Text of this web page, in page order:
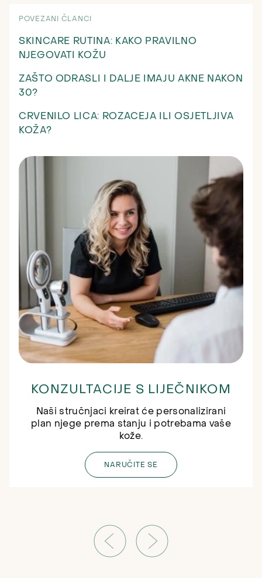
POVEZANI ČLANCI
SKINCARE RUTINA: KAKO PRAVILNO
NJEGOVATI KOŽU
ZAŠTO ODRASLI I DALJE IMAJU AKNE NAKON
30?
CRVENILO LICA: ROZACEJA ILI OSJETLJIVA
KOŽA?
KONZULTACIJE S LIJEČNIKOM
Naši stručnjaci kreirat će personalizirani
plan njege prema stanju i potrebama vaše
kože.
NARUČITE SE